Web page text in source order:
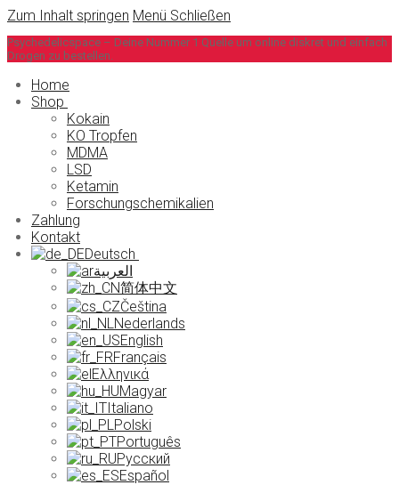
Zum Inhalt springen Menü Schließen
Psychedelicspace – Deine Nummer 1 Quelle um online diskret und einfach
Drogen zu bestellen.
Home
Shop
Kokain
KO Tropfen
MDMA
LSD
Ketamin
Forschungschemikalien
Zahlung
Kontakt
Deutsch
العربية
简体中文
Čeština
Nederlands
English
Français
Ελληνικά
Magyar
Italiano
Polski
Português
Русский
Español